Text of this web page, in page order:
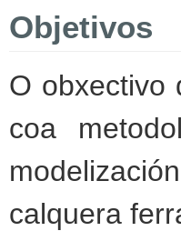
Objetivos
O obxectivo
coa
calquera